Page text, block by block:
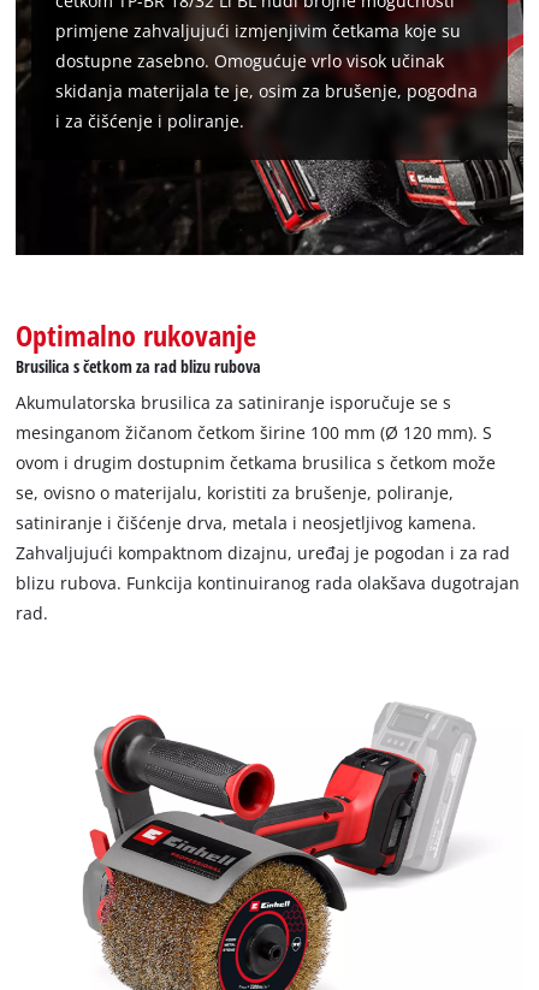
Trebamo vaše dopuštenje za učitavanje
Google Maps usluge!
This content is not permitted to load due
to trackers that are not disclosed to the
visitor. The website owner needs to setup
the site with their CMP to add this content
to the list of technologies used.
primjene zahvaljujući izmjenjivim četkama koje su
dostupne zasebno. Omogućuje vrlo visok učinak
skidanja materijala te je, osim za brušenje, pogodna
i za čišćenje i poliranje.
Optimalno rukovanje
Brusilica s četkom za rad blizu rubova
Akumulatorska brusilica za satiniranje isporučuje se s
mesinganom žičanom četkom širine 100 mm (Ø 120 mm). S
ovom i drugim dostupnim četkama brusilica s četkom može
se, ovisno o materijalu, koristiti za brušenje, poliranje,
satiniranje i čišćenje drva, metala i neosjetljivog kamena.
Zahvaljujući kompaktnom dizajnu, uređaj je pogodan i za rad
blizu rubova. Funkcija kontinuiranog rada olakšava dugotrajan
rad.